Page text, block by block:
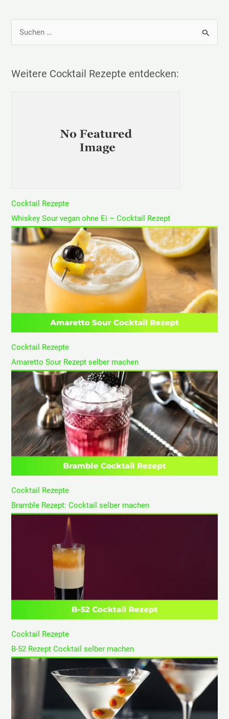
h
Weitere Cocktail Rezepte entdecken:
Cocktail Rezepte
Whiskey Sour vegan ohne Ei – Cocktail Rezept
Cocktail Rezepte
Amaretto Sour Rezept selber machen
Cocktail Rezepte
Bramble Rezept: Cocktail selber machen
Cocktail Rezepte
B-52 Rezept Cocktail selber machen